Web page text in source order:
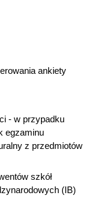
ankiety
- w przypadku
egzaminu
z przedmiotów
szkół
(IB)